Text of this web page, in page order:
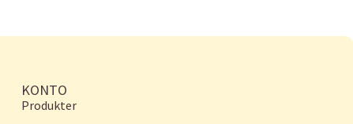
KONTO
Produkter